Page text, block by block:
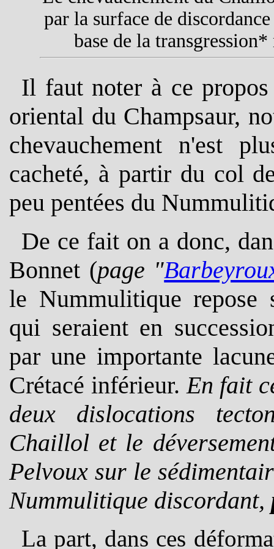
par la surface de
base de la
Il faut noter à ce
oriental du Champsaur,
chevauchement n'est
cacheté, à partir du col
peu pentées du
De ce fait on a donc,
Bonnet (page "
le Nummulitique repose
qui seraient en
par une importante
Crétacé inférieur.En fait
deux dislocations
Chaillol et le
Pelvoux sur le
Nummulitique discordant,
La part, dans ces